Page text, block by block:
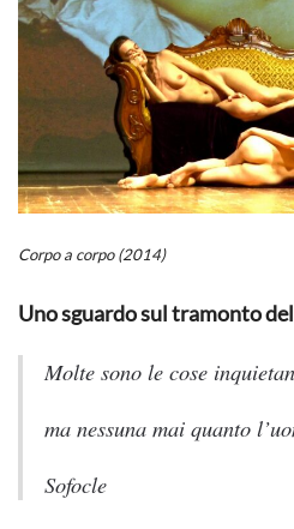
Corpo a corpo (2014)
Uno sguardo sul tramonto
Molte sono le cose
ma nessuna mai quanto
Sofocle